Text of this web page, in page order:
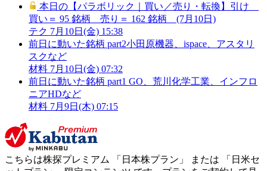
本日の【パラボリック｜買い／売り・転換】引け
買い＝ 95 銘柄 売り＝ 162 銘柄 (7月10日)
テク 7月10日(金) 15:38
前日に動いた銘柄 part2小田原機器、ispace、アスタリ
スクなど
材料 7月10日(金) 07:32
前日に動いた銘柄 part1 GO、荒川化学工業、インフロ
ニアHDなど
材料 7月9日(木) 07:15
こちらは株探プレミアム 「 日本株プラン 」 または 「 日米セ